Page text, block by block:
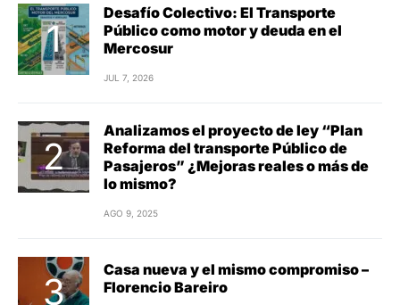
Desafío Colectivo: El Transporte
Público como motor y deuda en el
Mercosur
JUL 7, 2026
Analizamos el proyecto de ley “Plan
Reforma del transporte Público de
Pasajeros” ¿Mejoras reales o más de
lo mismo?
AGO 9, 2025
Casa nueva y el mismo compromiso –
Florencio Bareiro